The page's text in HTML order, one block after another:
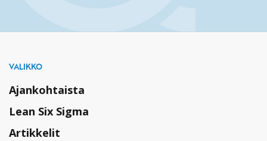
VALIKKO
Ajankohtaista
Lean Six Sigma
Artikkelit